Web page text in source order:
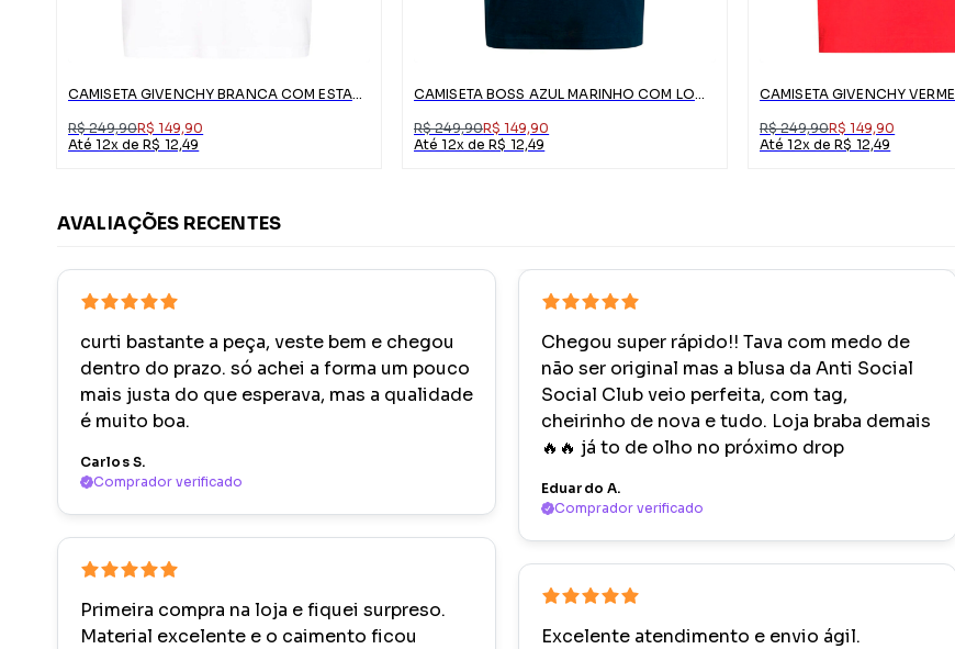
CAMISETA GIVENCHY BRANCA COM ESTAMPA
R$ 249,90R$ 149,90
Até 12x de R$ 12,49
R$ 249,90R$ 149,90
Até 12x de R$ 12,49
R$ 249,90R$ 149,90
Até 12x de R$ 12,49
AVALIAÇÕES RECENTES
curti bastante a peça, veste bem e chegou
dentro do prazo. só achei a forma um pouco
mais justa do que esperava, mas a qualidade
é muito boa.
Carlos S.
Comprador verificado
Primeira compra na loja e fiquei surpreso.
Material excelente e o caimento ficou
Chegou super rápido!! Tava com medo de
não ser original mas a blusa da Anti Social
Social Club veio perfeita, com tag,
cheirinho de nova e tudo. Loja braba demais
🔥🔥 já to de olho no próximo drop
Eduardo A.
Comprador verificado
Excelente atendimento e envio ágil.